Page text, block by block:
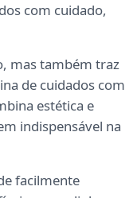
com cuidado,
mas também traz
de cuidados com
estética e
indispensável na
facilmente